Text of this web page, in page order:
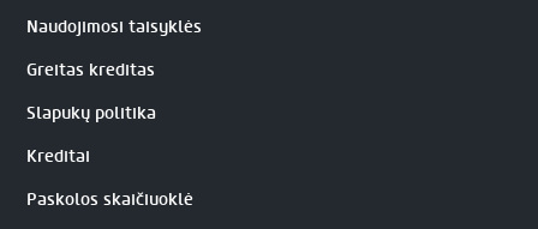
Naudojimosi taisyklės
Greitas kreditas
Slapukų politika
Kreditai
Paskolos skaičiuoklė